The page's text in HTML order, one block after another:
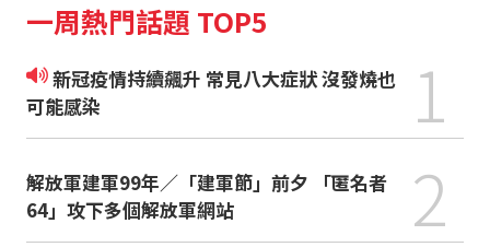
一周熱門話題 TOP5
新冠疫情持續飆升 常見八大症狀 沒發燒也
可能感染
1
解放軍建軍99年／「建軍節」前夕 「匿名者
64」攻下多個解放軍網站
2